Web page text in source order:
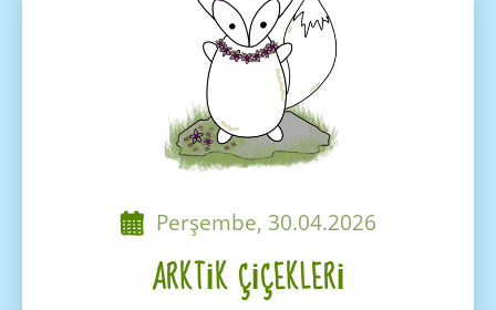
Perşembe, 30.04.2026
ARKTIK ÇIÇEKLERI